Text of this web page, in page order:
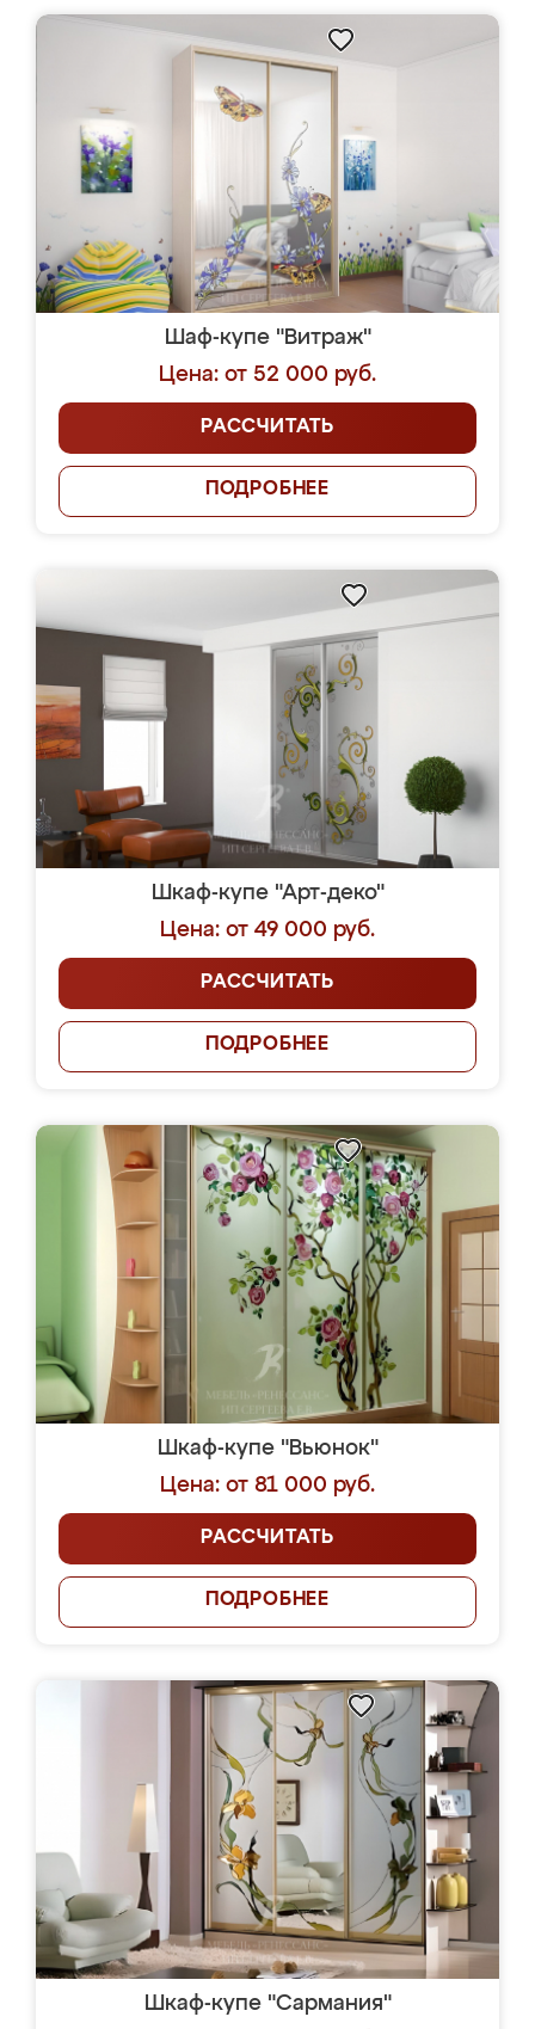
Шаф-купе "Витраж"
Цена: от 52 000 руб.
РАССЧИТАТЬ
ПОДРОБНЕЕ
Шкаф-купе "Арт-деко"
Цена: от 49 000 руб.
РАССЧИТАТЬ
ПОДРОБНЕЕ
Шкаф-купе "Вьюнок"
Цена: от 81 000 руб.
РАССЧИТАТЬ
ПОДРОБНЕЕ
Шкаф-купе "Сармания"